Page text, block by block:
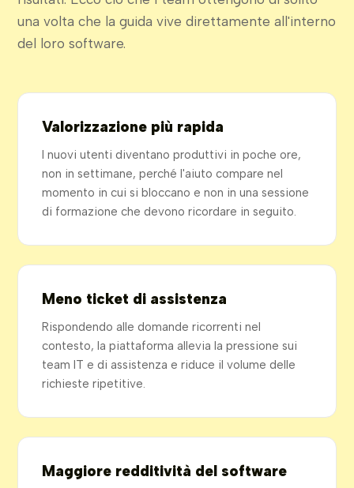
una volta che la guida vive direttamente all'interno
del loro software.
Valorizzazione più rapida
I nuovi utenti diventano produttivi in poche ore,
non in settimane, perché l'aiuto compare nel
momento in cui si bloccano e non in una sessione
di formazione che devono ricordare in seguito.
Meno ticket di assistenza
Rispondendo alle domande ricorrenti nel
contesto, la piattaforma allevia la pressione sui
team IT e di assistenza e riduce il volume delle
richieste ripetitive.
Maggiore redditività del software